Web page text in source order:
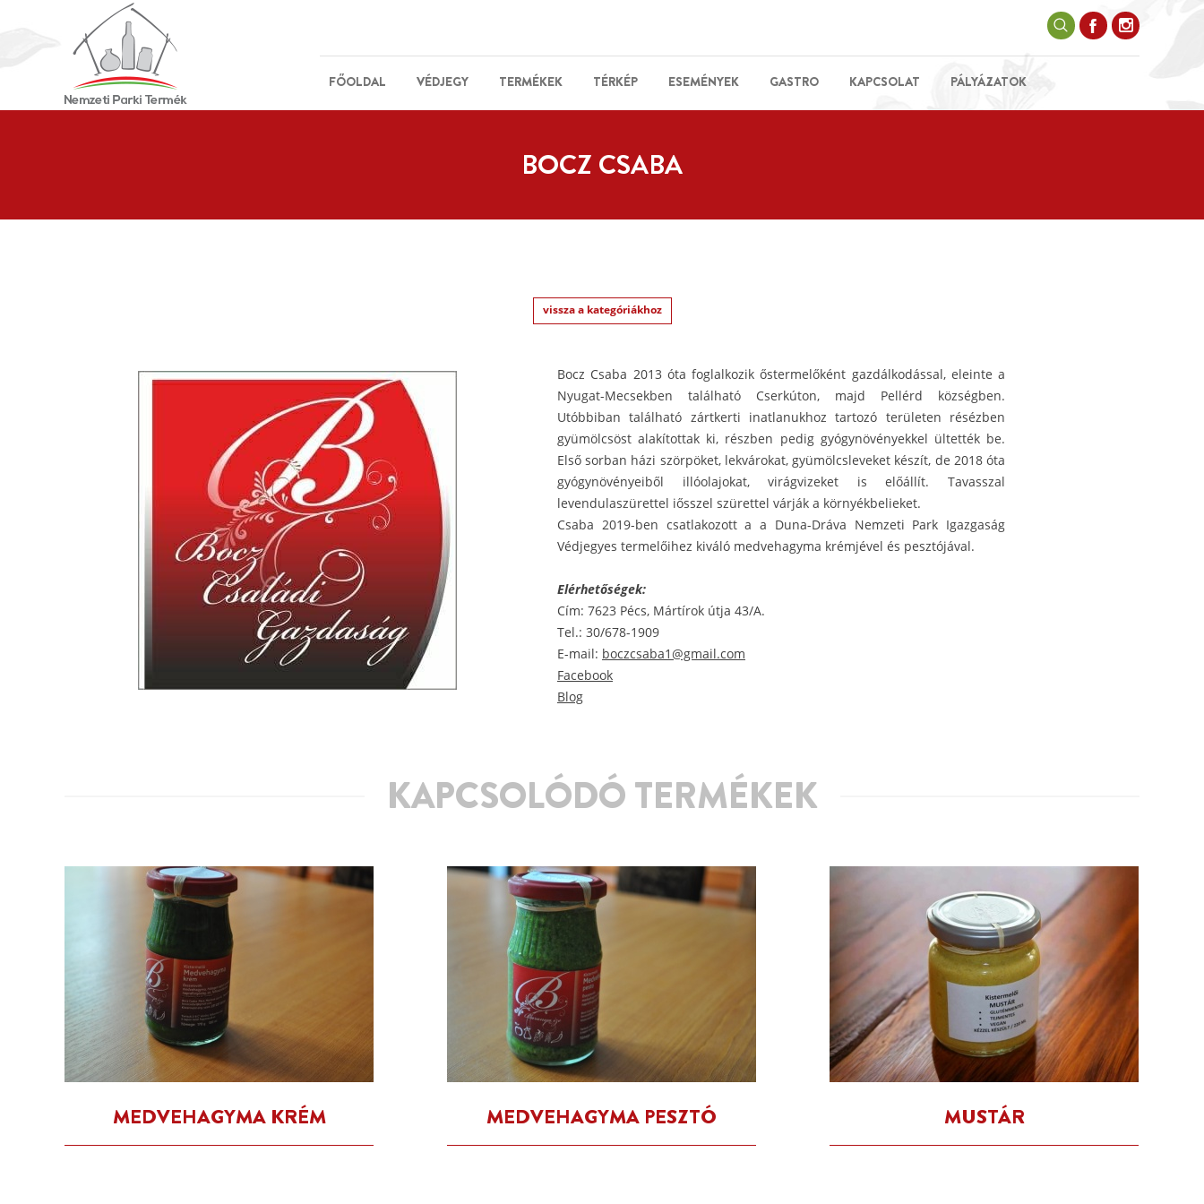
FŐOLDAL VÉDJEGY TERMÉKEK TÉRKÉP ESEMÉNYEK GASTRO KAPCSOLAT PÁLYÁZATOK
BOCZ CSABA
vissza a kategóriákhoz
Bocz Csaba 2013 óta foglalkozik őstermelőként gazdálkodással, eleinte a
Nyugat-Mecsekben található Cserkúton, majd Pellérd községben.
Utóbbiban található zártkerti inatlanukhoz tartozó területen résézben
gyümölcsöst alakítottak ki, részben pedig gyógynövényekkel ültették be.
Első sorban házi szörpöket, lekvárokat, gyümölcsleveket készít, de 2018 óta
gyógynövényeiből illóolajokat, virágvizeket is előállít. Tavasszal
levendulaszürettel iősszel szürettel várják a környékbelieket.
Csaba 2019-ben csatlakozott a a Duna-Dráva Nemzeti Park Igazgaság
Védjegyes termelőihez kiváló medvehagyma krémjével és pesztójával.
Elérhetőségek:
Cím: 7623 Pécs, Mártírok útja 43/A.
Tel.: 30/678-1909
E-mail: boczcsaba1@gmail.com
Facebook
Blog
KAPCSOLÓDÓ TERMÉKEK
MEDVEHAGYMA KRÉM MEDVEHAGYMA PESZTÓ MUSTÁR